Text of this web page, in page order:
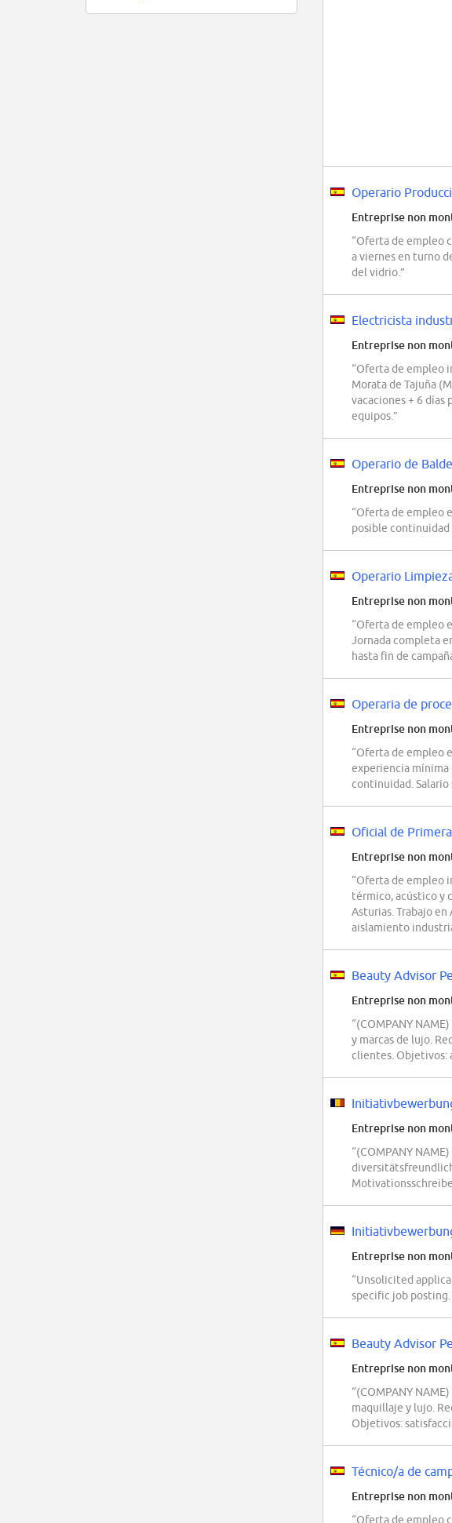
Operario
Entreprise non
“Oferta de empleo
a viernes en turno
del vidrio.”
Electricista
Entreprise non
“Oferta de empleo
Morata de Tajuña
vacaciones + 6
equipos.”
Operario de
Entreprise non
“Oferta de empleo
posible continuidad
Operario
Entreprise non
“Oferta de empleo
Jornada completa
hasta fin de
Operaria de
Entreprise non
“Oferta de empleo
experiencia mínima
continuidad. Salario
Oficial de
Entreprise non
“Oferta de empleo
térmico, acústico y
Asturias. Trabajo
aislamiento
Beauty Advisor
Entreprise non
“(COMPANY
y marcas de lujo.
clientes. Objetivos:
Entreprise non
“(COMPANY
Entreprise non
“Unsolicited
specific job
Beauty Advisor
Entreprise non
“(COMPANY
maquillaje y lujo.
Objetivos:
Técnico/a de
Entreprise non
“Oferta de empleo